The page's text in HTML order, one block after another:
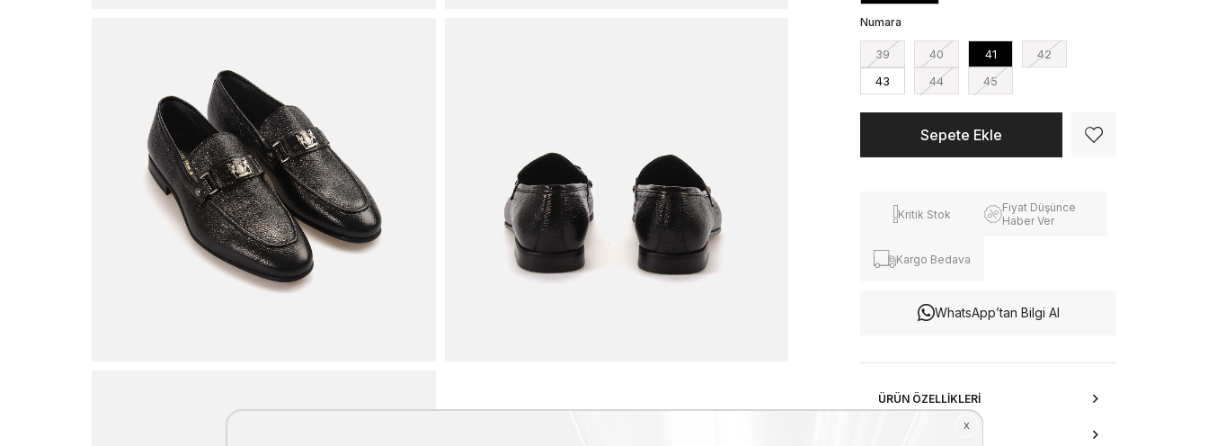
Numara
39 40 41
42
43
44 45
Kritik Stok
Fiyat Düşünce
Haber Ver
Kargo Bedava
WhatsApp’tan Bilgi Al
ÜRÜN ÖZELLIKLERI